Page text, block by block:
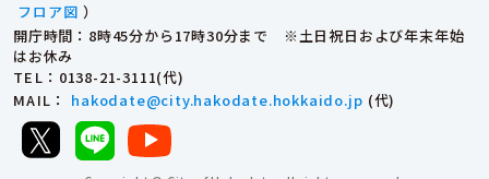
フロア図 ）
開庁時間：8時45分から17時30分まで ※土日祝日および年末年始
はお休み
TEL ：0138-21-3111(代)
MAIL ： hakodate@city.hakodate.hokkaido.jp (代)